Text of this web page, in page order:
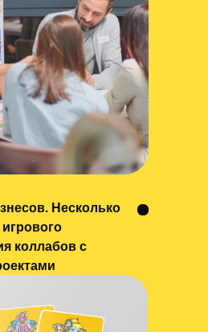
в
от целей
сессии
.
Несколько
игрового
коллабов с